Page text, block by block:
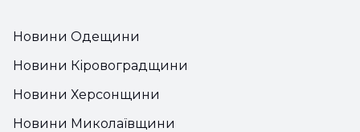
Новини Одещини
Новини Кіровоградщини
Новини Херсонщини
Новини Миколаївщини